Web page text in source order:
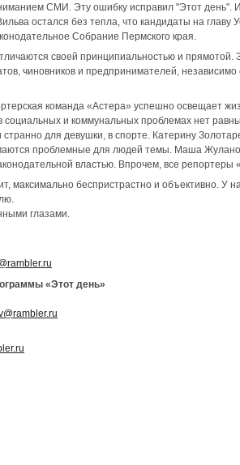
СМИ. Эту ошибку исправил "Этот день".
остался без тепла, что кандидаты на
Собрание Пермского края.
своей принципиальностью и прямотой.
чиновников и предпринимателей,
команда «Астера» успешно освещает
социальных и коммунальных проблемах нет
странно для девушки, в спорте. Катерину
проблемные для людей темы. Маша
властью. Впрочем, все
максимально беспристрастно и объективно. У
глазами.
«Этот день»